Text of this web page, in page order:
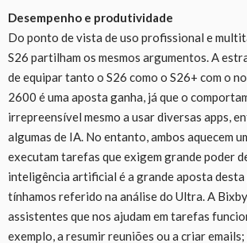
Desempenho e produtividade
Do ponto de vista de uso profissional e
S26 partilham os mesmos argumentos. A
de equipar tanto o S26 como o S26+ com o
2600 é uma aposta ganha, já que o
irrepreensível mesmo a usar diversas apps,
algumas de IA. No entanto, ambos aquecem
executam tarefas que exigem grande poder
inteligência artificial é a grande aposta desta
tínhamos referido na análise do Ultra. A
assistentes que nos ajudam em tarefas
exemplo, a resumir reuniões ou a criar emails;